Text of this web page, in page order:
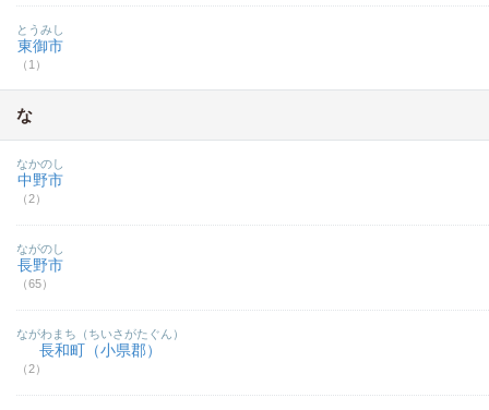
東御市
（1）
とうみし
な
中野市
（2）
なかのし
長野市
（65）
ながのし
長和町（小県郡）
（2）
ながわまち（ちいさがたぐん）